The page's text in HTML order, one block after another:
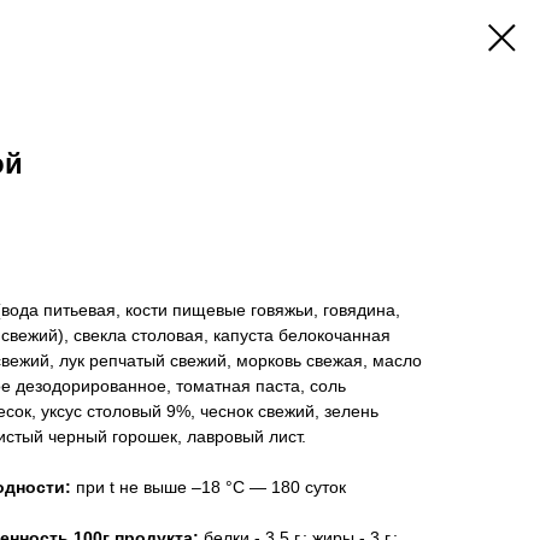
питьевая, кости пищевые говяжьи, говядина,
свекла столовая, капуста белокочанная
лук репчатый свежий, морковь свежая, масло
дезодорированное, томатная паста, соль
уксус столовый 9%, чеснок свежий, зелень
черный горошек, лавровый лист.
при t не выше –18 °С — 180 суток